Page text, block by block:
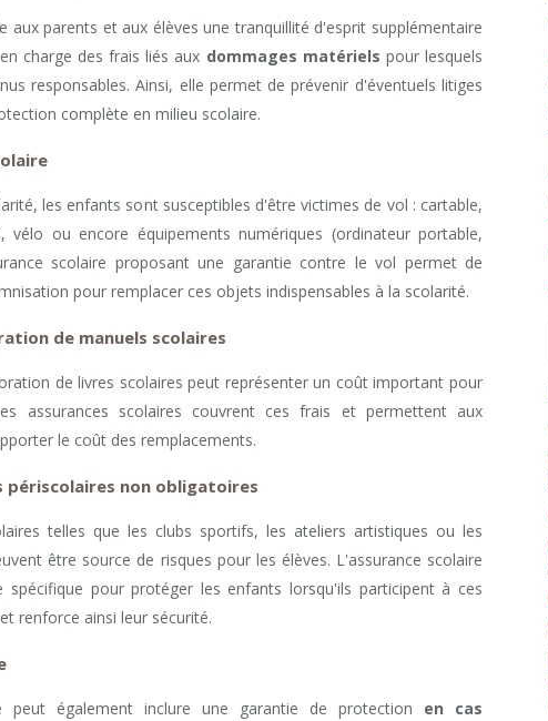
aux parents et aux élèves une tranquillité d'esprit supplémentaire
charge des frais liés aux dommages matériels pour lesquels
responsables. Ainsi, elle permet de prévenir d'éventuels litiges
complète en milieu scolaire.
les enfants sont susceptibles d'être victimes de vol : cartable,
vélo ou encore équipements numériques (ordinateur portable,
scolaire proposant une garantie contre le vol permet de
pour remplacer ces objets indispensables à la scolarité.
de manuels scolaires
de livres scolaires peut représenter un coût important pour
assurances scolaires couvrent ces frais et permettent aux
le coût des remplacements.
non obligatoires
telles que les clubs sportifs, les ateliers artistiques ou les
être source de risques pour les élèves. L'assurance scolaire
spécifique pour protéger les enfants lorsqu'ils participent à ces
renforce ainsi leur sécurité.
peut également inclure une garantie de protection en cas